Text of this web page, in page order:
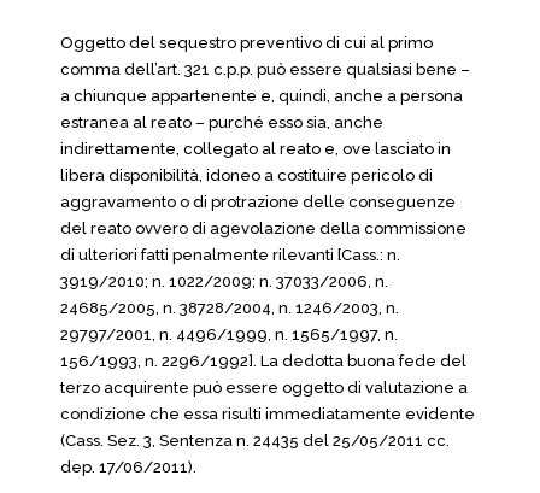
Oggetto del sequestro preventivo di cui al primo
comma dell’art. 321 c.p.p. può essere qualsiasi bene –
a chiunque appartenente e, quindi, anche a persona
estranea al reato – purché esso sia, anche
indirettamente, collegato al reato e, ove lasciato in
libera disponibilità, idoneo a costituire pericolo di
aggravamento o di protrazione delle conseguenze
del reato ovvero di agevolazione della commissione
di ulteriori fatti penalmente rilevanti [Cass.: n.
3919/2010; n. 1022/2009; n. 37033/2006, n.
24685/2005, n. 38728/2004, n. 1246/2003, n.
29797/2001, n. 4496/1999, n. 1565/1997, n.
156/1993, n. 2296/1992]. La dedotta buona fede del
terzo acquirente può essere oggetto di valutazione a
condizione che essa risulti immediatamente evidente
(Cass. Sez. 3, Sentenza n. 24435 del 25/05/2011 cc.
dep. 17/06/2011).